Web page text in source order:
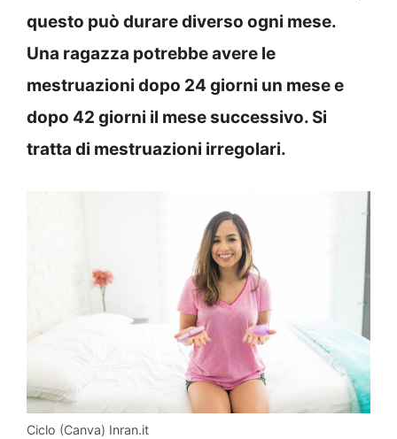
questo può durare diverso ogni mese.
Una ragazza potrebbe avere le
mestruazioni dopo 24 giorni un mese e
dopo 42 giorni il mese successivo. Si
tratta di mestruazioni irregolari.
Ciclo (Canva) Inran.it